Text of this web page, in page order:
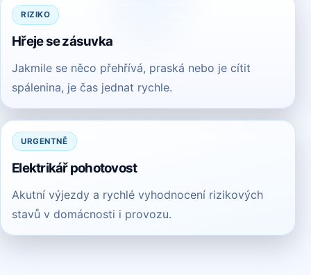
RIZIKO
Hřeje se zásuvka
Jakmile se něco přehřívá, praská nebo je cítit
spálenina, je čas jednat rychle.
URGENTNĚ
Elektrikář pohotovost
Akutní výjezdy a rychlé vyhodnocení rizikových
stavů v domácnosti i provozu.